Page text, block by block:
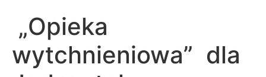
„Opieka
wytchnieniowa” dla